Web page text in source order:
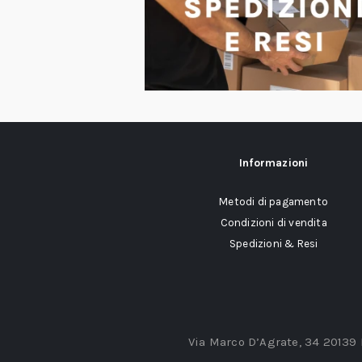
Informazioni
Metodi di pagamento
Condizioni di vendita
Spedizioni & Resi
Via Marco D’Agrate, 34